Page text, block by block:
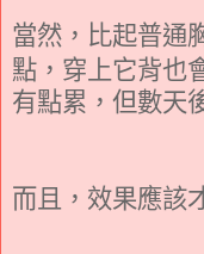
當然，比起普通
點，穿上它背也
有點累，但數天
而且，效果應該